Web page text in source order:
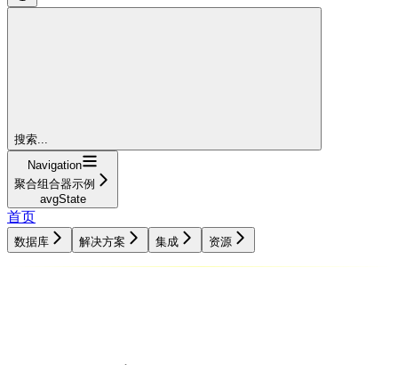
搜索...
Navigation
聚合组合器示例
avgState
首页
数据库 解决方案 集成 资源